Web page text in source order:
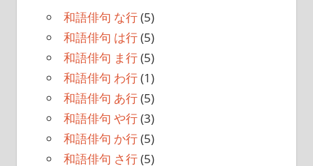
和語俳句 な行(5)
和語俳句 は行(5)
和語俳句 ま行(5)
和語俳句 わ行(1)
和語俳句 あ行(5)
和語俳句 や行(3)
和語俳句 か行(5)
和語俳句 さ行(5)